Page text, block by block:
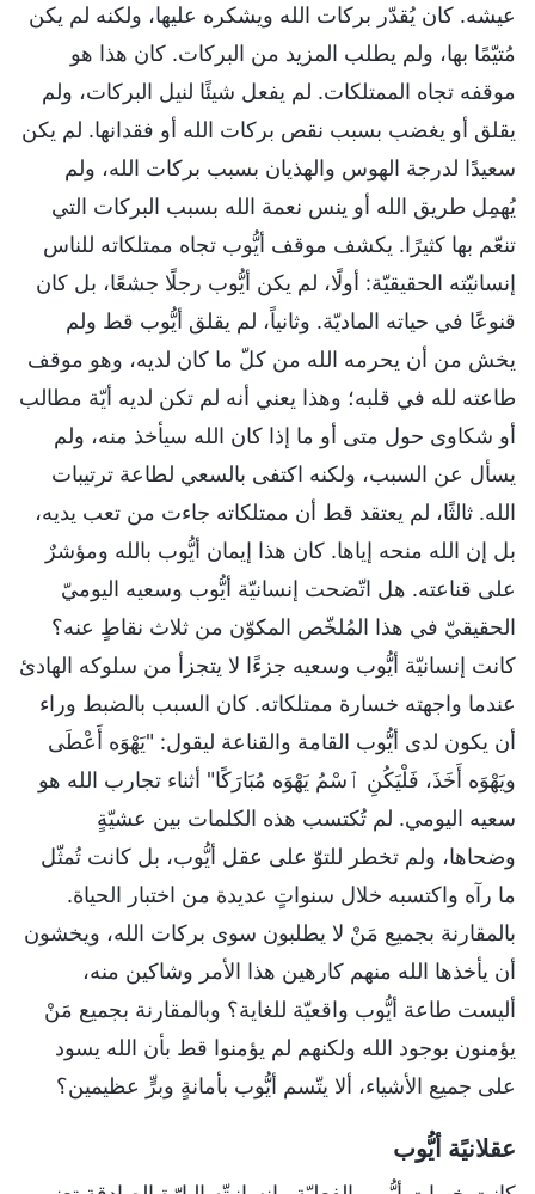
عيشه. كان يُقدّر بركات الله ويشكره عليها، ولكنه لم يكن
مُتيّمًا بها، ولم يطلب المزيد من البركات. كان هذا هو
موقفه تجاه الممتلكات. لم يفعل شيئًا لنيل البركات، ولم
يقلق أو يغضب بسبب نقص بركات الله أو فقدانها. لم يكن
سعيدًا لدرجة الهوس والهذيان بسبب بركات الله، ولم
يُهمِل طريق الله أو ينس نعمة الله بسبب البركات التي
تنعّم بها كثيرًا. يكشف موقف أيُّوب تجاه ممتلكاته للناس
إنسانيّته الحقيقيّة: أولًا، لم يكن أيُّوب رجلًا جشعًا، بل كان
قنوعًا في حياته الماديّة. وثانياً، لم يقلق أيُّوب قط ولم
يخش من أن يحرمه الله من كلّ ما كان لديه، وهو موقف
طاعته لله في قلبه؛ وهذا يعني أنه لم تكن لديه أيّة مطالب
أو شكاوى حول متى أو ما إذا كان الله سيأخذ منه، ولم
يسأل عن السبب، ولكنه اكتفى بالسعي لطاعة ترتيبات
الله. ثالثًا، لم يعتقد قط أن ممتلكاته جاءت من تعب يديه،
بل إن الله منحه إياها. كان هذا إيمان أيُّوب بالله ومؤشرٌ
على قناعته. هل اتّضحت إنسانيّة أيُّوب وسعيه اليوميّ
الحقيقيّ في هذا المُلخّص المكوّن من ثلاث نقاطٍ عنه؟
كانت إنسانيّة أيُّوب وسعيه جزءًا لا يتجزأ من سلوكه الهادئ
عندما واجهته خسارة ممتلكاته. كان السبب بالضبط وراء
أن يكون لدى أيُّوب القامة والقناعة ليقول: "يَهْوَه أَعْطَى
ويَهْوَه أَخَذَ، فَلْيَكُنِ ٱسْمُ يَهْوَه مُبَارَكًا" أثناء تجارب الله هو
سعيه اليومي. لم تُكتسب هذه الكلمات بين عشيّةٍ
وضحاها، ولم تخطر للتوّ على عقل أيُّوب، بل كانت تُمثّل
ما رآه واكتسبه خلال سنواتٍ عديدة من اختبار الحياة.
بالمقارنة بجميع مَنْ لا يطلبون سوى بركات الله، ويخشون
أن يأخذها الله منهم كارهين هذا الأمر وشاكين منه،
أليست طاعة أيُّوب واقعيّة للغاية؟ وبالمقارنة بجميع مَنْ
يؤمنون بوجود الله ولكنهم لم يؤمنوا قط بأن الله يسود
على جميع الأشياء، ألا يتّسم أيُّوب بأمانةٍ وبرٍّ عظيمين؟
عقلانيًة أيُّوب